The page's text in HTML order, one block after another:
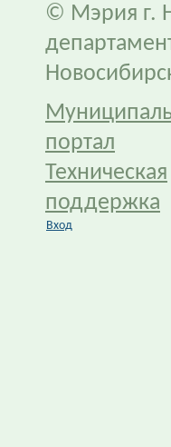
© Мэрия г.
портал
Техническая
поддержка
Вход